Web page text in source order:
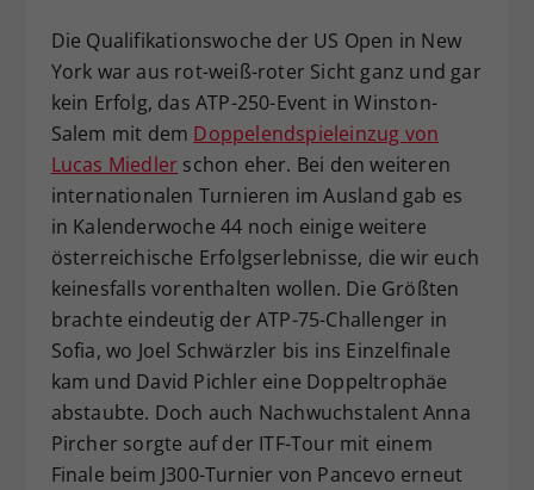
Die Qualifikationswoche der US Open in New
York war aus rot-weiß-roter Sicht ganz und gar
kein Erfolg, das ATP-250-Event in Winston-
Salem mit dem Doppelendspieleinzug von
Lucas Miedler schon eher. Bei den weiteren
internationalen Turnieren im Ausland gab es
in Kalenderwoche 44 noch einige weitere
österreichische Erfolgserlebnisse, die wir euch
keinesfalls vorenthalten wollen. Die Größten
brachte eindeutig der ATP-75-Challenger in
Sofia, wo Joel Schwärzler bis ins Einzelfinale
kam und David Pichler eine Doppeltrophäe
abstaubte. Doch auch Nachwuchstalent Anna
Pircher sorgte auf der ITF-Tour mit einem
Finale beim J300-Turnier von Pancevo erneut
Zweck
Dieser Wert speichert Ihre Consent-
Einstellungen. Unter anderem eine
zufällig generierte ID, für die
historische Speicherung Ihrer
vorgenommen Einstellungen, falls der
Webseiten-Betreiber dies eingestellt
hat.